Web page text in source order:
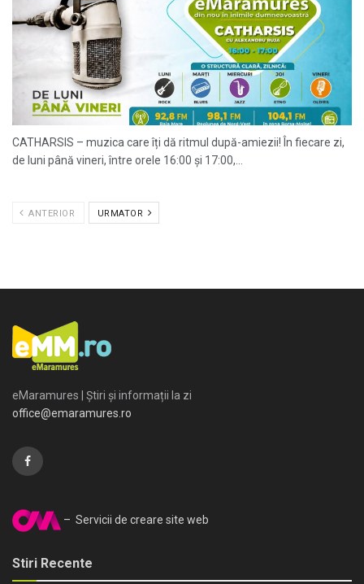
CATHARSIS – muzica care îți dă ritmul după-amiezii! În fiecare zi,
de luni până vineri, între orele 16:00 și 17:00,...
ANTERIOR URMATOR
eMaramures | Știri și informații la zi
office@emaramures.ro
– Servicii de creare site web
Stiri Recente